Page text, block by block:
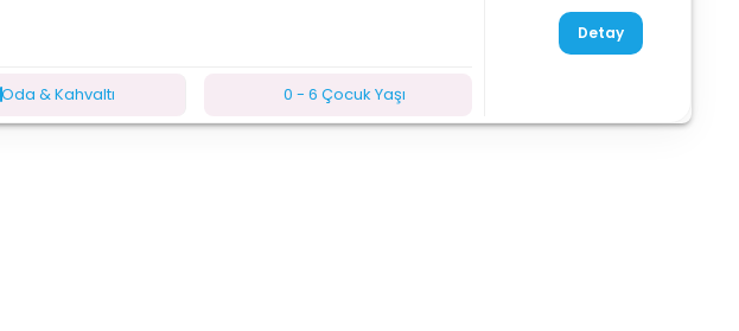
Oda & Kahvaltı 0 - 6 Çocuk Yaşı
Detay